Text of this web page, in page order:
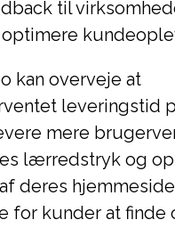
til
kan overveje at
leveringstid
mere
lærredstryk og
deres
for kunder at finde